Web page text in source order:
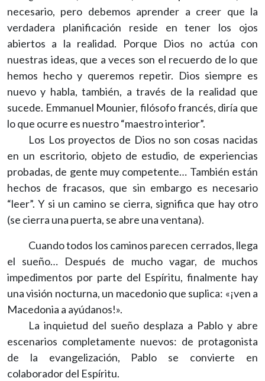
necesario, pero debemos aprender a creer que la
verdadera planificación reside en tener los ojos
abiertos a la realidad. Porque Dios no actúa con
nuestras ideas, que a veces son el recuerdo de lo que
hemos hecho y queremos repetir. Dios siempre es
nuevo y habla, también, a través de la realidad que
sucede. Emmanuel Mounier, filósofo francés, diría que
lo que ocurre es nuestro “maestro interior”.
Los Los proyectos de Dios no son cosas nacidas
en un escritorio, objeto de estudio, de experiencias
probadas, de gente muy competente… También están
hechos de fracasos, que sin embargo es necesario
“leer”. Y si un camino se cierra, significa que hay otro
(se cierra una puerta, se abre una ventana).
Cuando todos los caminos parecen cerrados, llega
el sueño… Después de mucho vagar, de muchos
impedimentos por parte del Espíritu, finalmente hay
una visión nocturna, un macedonio que suplica: «¡ven a
Macedonia a ayúdanos!».
La inquietud del sueño desplaza a Pablo y abre
escenarios completamente nuevos: de protagonista
de la evangelización, Pablo se convierte en
colaborador del Espíritu.